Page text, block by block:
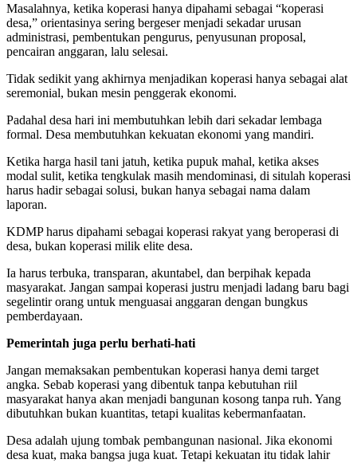
Masalahnya, ketika koperasi hanya dipahami sebagai “koperasi
desa,” orientasinya sering bergeser menjadi sekadar urusan
administrasi, pembentukan pengurus, penyusunan proposal,
pencairan anggaran, lalu selesai.
Tidak sedikit yang akhirnya menjadikan koperasi hanya sebagai alat
seremonial, bukan mesin penggerak ekonomi.
Padahal desa hari ini membutuhkan lebih dari sekadar lembaga
formal. Desa membutuhkan kekuatan ekonomi yang mandiri.
Ketika harga hasil tani jatuh, ketika pupuk mahal, ketika akses
modal sulit, ketika tengkulak masih mendominasi, di situlah koperasi
harus hadir sebagai solusi, bukan hanya sebagai nama dalam
laporan.
KDMP harus dipahami sebagai koperasi rakyat yang beroperasi di
desa, bukan koperasi milik elite desa.
Ia harus terbuka, transparan, akuntabel, dan berpihak kepada
masyarakat. Jangan sampai koperasi justru menjadi ladang baru bagi
segelintir orang untuk menguasai anggaran dengan bungkus
pemberdayaan.
Pemerintah juga perlu berhati-hati
Jangan memaksakan pembentukan koperasi hanya demi target
angka. Sebab koperasi yang dibentuk tanpa kebutuhan riil
masyarakat hanya akan menjadi bangunan kosong tanpa ruh. Yang
dibutuhkan bukan kuantitas, tetapi kualitas kebermanfaatan.
Desa adalah ujung tombak pembangunan nasional. Jika ekonomi
desa kuat, maka bangsa juga kuat. Tetapi kekuatan itu tidak lahir